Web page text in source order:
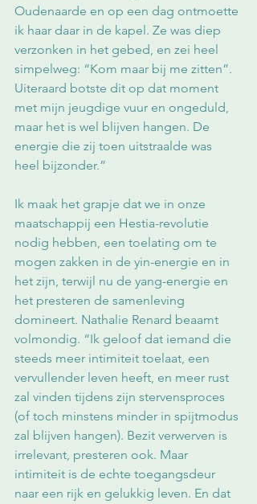
Oudenaarde en op een dag ontmoette
ik haar daar in de kapel. Ze was diep
verzonken in het gebed, en zei heel
simpelweg: “Kom maar bij me zitten”.
Uiteraard botste dit op dat moment
met mijn jeugdige vuur en ongeduld,
maar het is wel blijven hangen. De
energie die zij toen uitstraalde was
heel bijzonder.”
Ik maak het grapje dat we in onze
maatschappij een Hestia-revolutie
nodig hebben, een toelating om te
mogen zakken in de yin-energie en in
het zijn, terwijl nu de yang-energie en
het presteren de samenleving
domineert. Nathalie Renard beaamt
volmondig. “Ik geloof dat iemand die
steeds meer intimiteit toelaat, een
vervullender leven heeft, en meer rust
zal vinden tijdens zijn stervensproces
(of toch minstens minder in spijtmodus
zal blijven hangen). Bezit verwerven is
irrelevant, presteren ook. Maar
intimiteit is de echte toegangsdeur
naar een rijk en gelukkig leven. En dat